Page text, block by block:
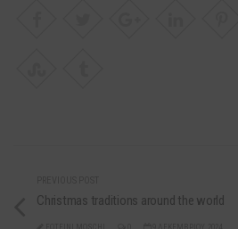
Christmas traditions around the world